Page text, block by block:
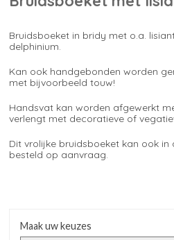
Bruidsboeket in bridy met o.a.
delphinium.
Kan ook handgebonden worden
met bijvoorbeeld touw!
Handsvat kan worden afgewerkt
verlengt met decoratieve of
Dit vrolijke bruidsboeket kan ook in
besteld op aanvraag.
Maak uw keuzes